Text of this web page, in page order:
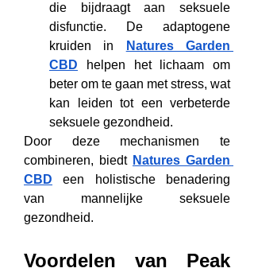
die bijdraagt aan seksuele
disfunctie. De adaptogene
kruiden in
Natures Garden
CBD helpen het lichaam om
beter om te gaan met stress, wat
kan leiden tot een verbeterde
seksuele gezondheid.
Door deze mechanismen te
combineren, biedt Natures Garden
CBD een holistische benadering
van mannelijke seksuele
gezondheid.
Voordelen van Peak